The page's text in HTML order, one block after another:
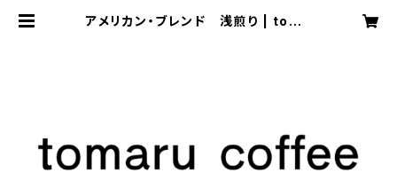
アメリカン・ブレンド 浅煎り | toma